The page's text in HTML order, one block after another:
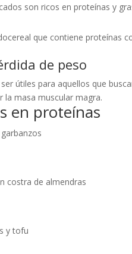
son ricos en proteínas y
que contiene proteínas
de peso
útiles para aquellos que
la masa muscular magra.
en proteínas
costra de almendras
y tofu